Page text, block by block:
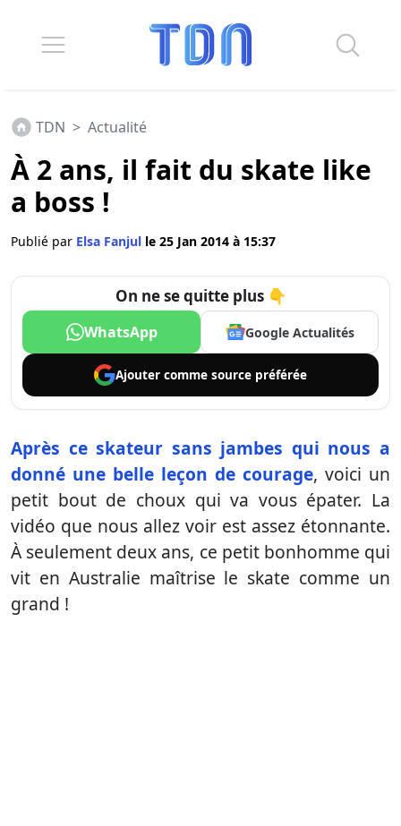
TDN > Actualité
À 2 ans, il fait du skate like
a boss !
Publié par Elsa Fanjul le 25 Jan 2014 à 15:37
On ne se quitte plus 👇
WhatsApp Google Actualités
Ajouter comme source préférée
Après ce skateur sans jambes qui nous a
donné une belle leçon de courage, voici un
petit bout de choux qui va vous épater. La
vidéo que nous allez voir est assez étonnante.
À seulement deux ans, ce petit bonhomme qui
vit en Australie maîtrise le skate comme un
grand !